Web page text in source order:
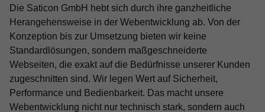
Die Saticon GmbH hebt sich durch ihre ganzheitliche
Herangehensweise in der Webentwicklung ab. Von der
Konzeption bis zur Umsetzung bieten wir keine
Standardlösungen, sondern maßgeschneiderte
Webseiten, die exakt auf die Bedürfnisse unserer Kunden
zugeschnitten sind. Wir legen Wert auf Sicherheit,
Performance und Bedienbarkeit. Das macht unsere
Webentwicklung nicht nur technisch stark, sondern auch